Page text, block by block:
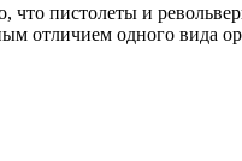
пистолеты и
отличием одного вида